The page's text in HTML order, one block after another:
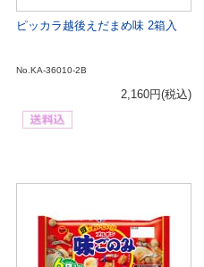
ピッカラ越後えだまめ味 2箱入
No.KA-36010-2B
2,160円(税込)